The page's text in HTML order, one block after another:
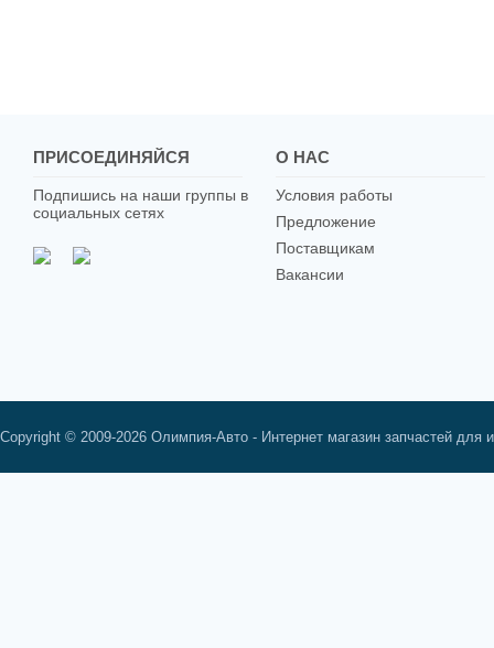
ПРИСОЕДИНЯЙСЯ
Подпишись на наши группы в
социальных сетях
О НАС
Условия работы
Предложение
Поставщикам
Вакансии
Copyright © 2009-2026 Олимпия-Авто - Интернет магазин запчастей для